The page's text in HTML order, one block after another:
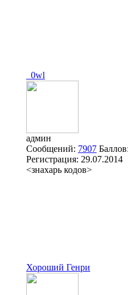
_0wl
админ
Сообщений: 7907
Регистрация: 29.07.2014
<знахарь кодов>
Хороший Генри